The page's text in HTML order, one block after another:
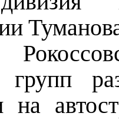
групп
на